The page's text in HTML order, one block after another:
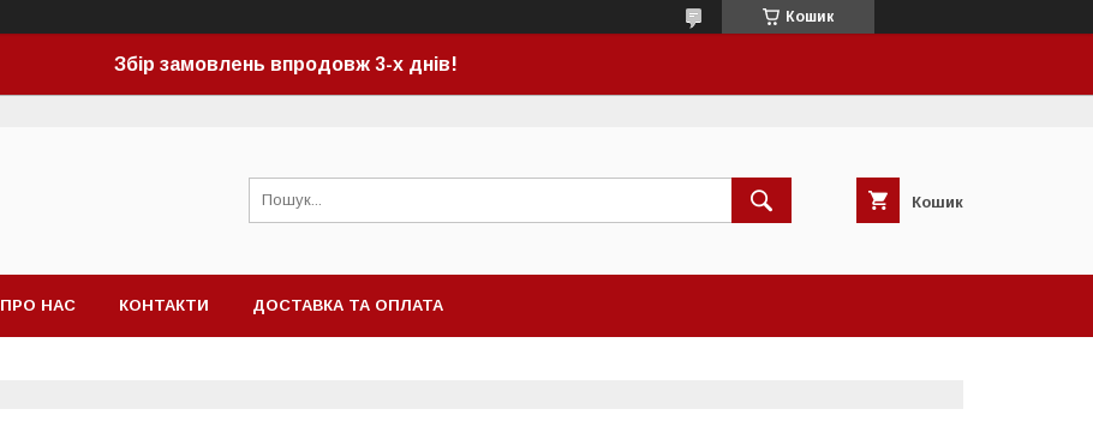
Кошик
Збір замовлень впродовж 3-х днів!
Кошик
ПРО НАС КОНТАКТИ ДОСТАВКА ТА ОПЛАТА